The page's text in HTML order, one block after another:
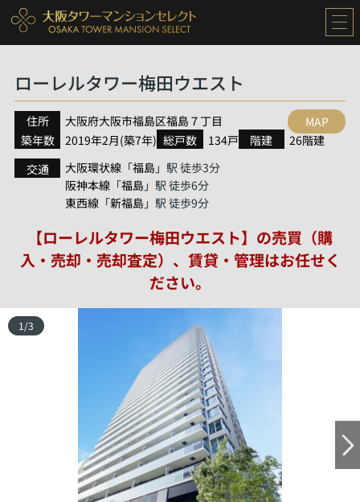
ローレルタワー梅田ウエスト
住所 大阪府大阪市福島区福島７丁目
築年数
2019年2月(築7年) 総戸数 134戸 階建 26階建
MAP
交通 大阪環状線 「福島」駅 徒歩3分
阪神本線 「福島」駅 徒歩6分
東西線 「新福島」駅 徒歩9分
【ローレルタワー梅田ウエスト】の売買（購
入・売却・売却査定）、賃貸・管理はお任せく
ださい。
1 /3